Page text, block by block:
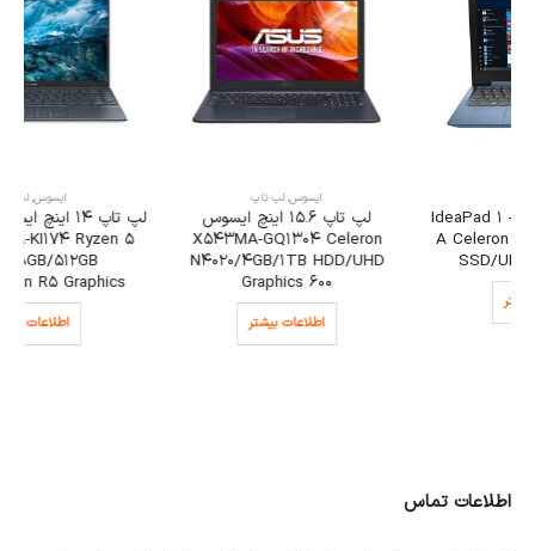
لپ تاپ 15.6 اینچ ایسوس
X543MA-GQ1304 Celeron
N4020/4GB/1TB HDD/UHD
لپ تاپ 14 اینچ ایسوس ZenBook
14 UM425UA-KI174 Ryzen 5
5500U/8GB/512GB
SSD/Radeon R5 Graphics
اطلاعات تماس